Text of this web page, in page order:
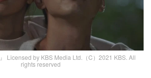
Licensed by KBS Media Ltd.（C）2021 KBS. All
rights reserved